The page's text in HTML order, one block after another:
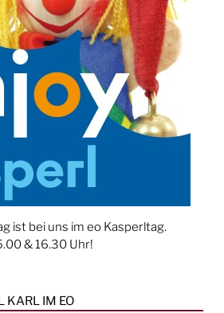
ist bei uns im eo Kasperltag.
& 16.30 Uhr!
KARL IM EO